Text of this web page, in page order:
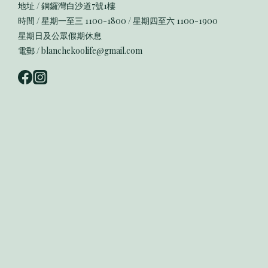
地址 / 銅鑼灣白沙道7號1樓
時間 / 星期一至三 1100-1800 / 星期四至六 1100-1900
星期日及公眾假期休息
電郵 / blanchekoolife@gmail.com